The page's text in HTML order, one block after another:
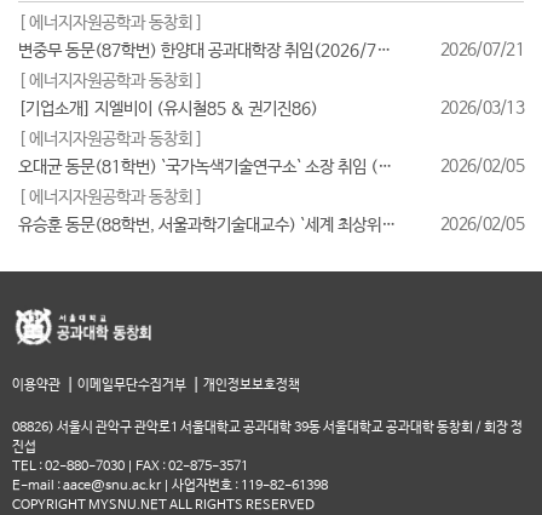
[ 에너지자원공학과 동창회 ]
변중무 동문(87학번) 한양대 공과대학장 취임(2026/7/1일자)
2026/07/21
[ 에너지자원공학과 동창회 ]
[기업소개] 지엘비이 (유시철85 & 권기진86)
2026/03/13
[ 에너지자원공학과 동창회 ]
오대균 동문(81학번) `국가녹색기술연구소` 소장 취임 (2026/2월)
2026/02/05
[ 에너지자원공학과 동창회 ]
유승훈 동문(88학번, 서울과학기술대교수) `세계 최상위 연구자 2025` 등재
2026/02/05
이용약관 이메일무단수집거부 개인정보보호정책
08826) 서울시 관악구 관악로1 서울대학교 공과대학 39동 서울대학교 공과대학 동창회 / 회장 정
진섭
TEL : 02-880-7030 | FAX : 02-875-3571
E-mail : aace@snu.ac.kr | 사업자번호 : 119-82-61398
COPYRIGHT MYSNU.NET ALL RIGHTS RESERVED